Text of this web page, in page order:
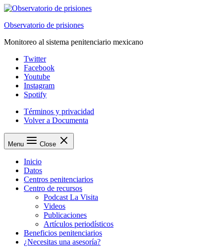
Saltar
contenido
Observatorio de prisiones
Monitoreo al sistema penitenciario mexicano
Twitter
Facebook
Youtube
Instagram
Spotify
Términos y privacidad
Volver a Documenta
Menu Close
Inicio
Datos
Centros penitenciarios
Centro de recursos
Podcast La Visita
Videos
Publicaciones
Artículos periodísticos
Beneficios penitenciarios
¿Necesitas una asesoría?